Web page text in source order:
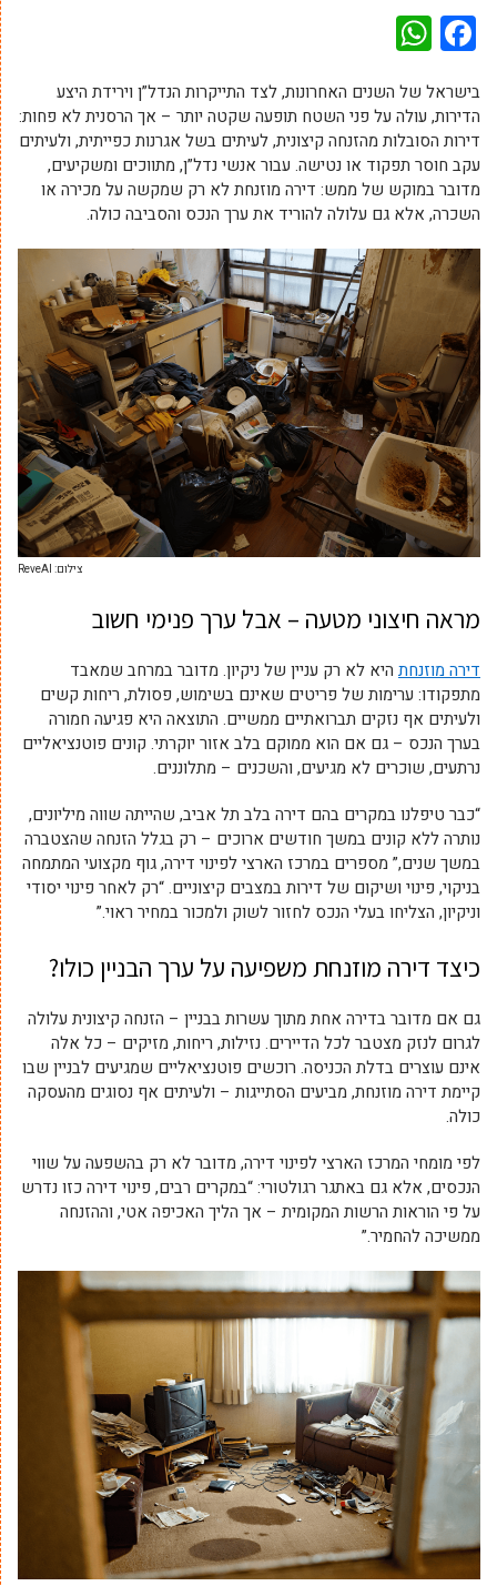
Facebook
בישראל של השנים האחרונות, לצד התייקרות הנדל”ן וירידת היצע
הדירות, עולה על פני השטח תופעה שקטה יותר – אך הרסנית לא פחות:
דירות הסובלות מהזנחה קיצונית, לעיתים בשל אגרנות כפייתית, ולעיתים
עקב חוסר תפקוד או נטישה. עבור אנשי נדל”ן, מתווכים ומשקיעים,
מדובר במוקש של ממש: דירה מוזנחת לא רק שמקשה על מכירה או
השכרה, אלא גם עלולה להוריד את ערך הנכס והסביבה כולה.
צילום: ReveAI
מראה חיצוני מטעה – אבל ערך פנימי חשוב
דירה מוזנחת היא לא רק עניין של ניקיון. מדובר במרחב שמאבד
מתפקודו: ערימות של פריטים שאינם בשימוש, פסולת, ריחות קשים
ולעיתים אף נזקים תברואתיים ממשיים. התוצאה היא פגיעה חמורה
בערך הנכס – גם אם הוא ממוקם בלב אזור יוקרתי. קונים פוטנציאליים
נרתעים, שוכרים לא מגיעים, והשכנים – מתלוננים.
“כבר טיפלנו במקרים בהם דירה בלב תל אביב, שהייתה שווה מיליונים,
נותרה ללא קונים במשך חודשים ארוכים – רק בגלל הזנחה שהצטברה
במשך שנים,” מספרים במרכז הארצי לפינוי דירה, גוף מקצועי המתמחה
בניקוי, פינוי ושיקום של דירות במצבים קיצוניים. “רק לאחר פינוי יסודי
וניקיון, הצליחו בעלי הנכס לחזור לשוק ולמכור במחיר ראוי.”
כיצד דירה מוזנחת משפיעה על ערך הבניין כולו?
גם אם מדובר בדירה אחת מתוך עשרות בבניין – הזנחה קיצונית עלולה
לגרום לנזק מצטבר לכל הדיירים. נזילות, ריחות, מזיקים – כל אלה
אינם עוצרים בדלת הכניסה. רוכשים פוטנציאליים שמגיעים לבניין שבו
קיימת דירה מוזנחת, מביעים הסתייגות – ולעיתים אף נסוגים מהעסקה
כולה.
לפי מומחי המרכז הארצי לפינוי דירה, מדובר לא רק בהשפעה על שווי
הנכסים, אלא גם באתגר רגולטורי: “במקרים רבים, פינוי דירה כזו נדרש
על פי הוראות הרשות המקומית – אך הליך האכיפה אטי, וההזנחה
ממשיכה להחמיר.”